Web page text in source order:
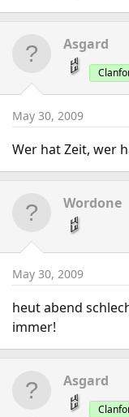
Asgard
May 30, 2009
Wer hat Zeit, wer
Wordone
May 30, 2009
heut abend
immer!
Asgard